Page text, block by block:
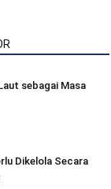
sebagai Masa
Dikelola Secara